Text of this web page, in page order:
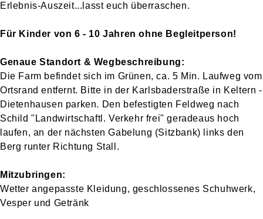
Erlebnis-Auszeit...lasst euch überraschen.
Für Kinder von 6 - 10 Jahren ohne Begleitperson!
Genaue Standort & Wegbeschreibung:
Die Farm befindet sich im Grünen, ca. 5 Min. Laufweg vom
Ortsrand entfernt. Bitte in der Karlsbaderstraße in Keltern -
Dietenhausen parken. Den befestigten Feldweg nach
Schild "Landwirtschaftl. Verkehr frei" geradeaus hoch
laufen, an der nächsten Gabelung (Sitzbank) links den
Berg runter Richtung Stall.
Mitzubringen:
Wetter angepasste Kleidung, geschlossenes Schuhwerk,
Vesper und Getränk